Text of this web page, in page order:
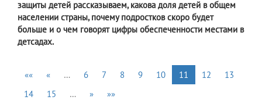
защиты детей рассказываем, какова доля детей в общем
населении страны, почему подростков скоро будет
больше и о чем говорят цифры обеспеченности местами в
детсадах.
«« « … 6 7 8 9 10 11 12
13
14
15 … » »»